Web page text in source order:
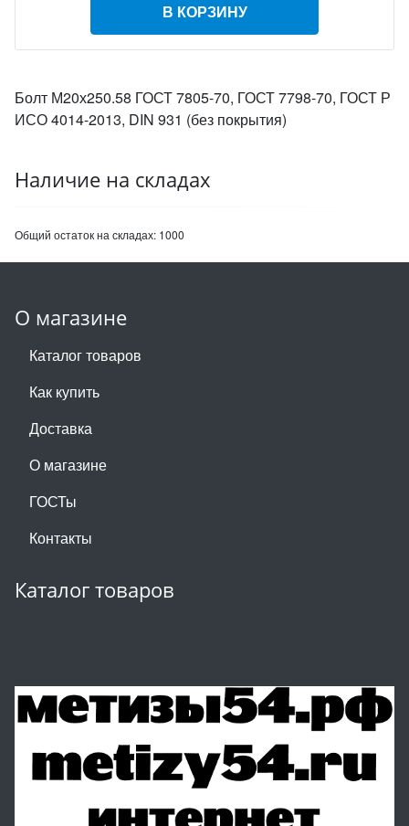
В КОРЗИНУ
Болт М20х250.58 ГОСТ 7805-70, ГОСТ 7798-70, ГОСТ Р
ИСО 4014-2013, DIN 931 (без покрытия)
Наличие на складах
Общий остаток на складах: 1000
О магазине
Каталог товаров
Как купить
Доставка
О магазине
ГОСТы
Контакты
Каталог товаров